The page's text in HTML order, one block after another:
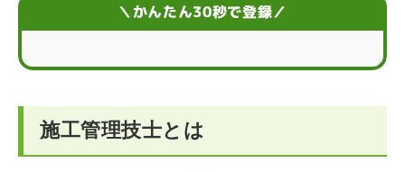
施工管理技士に関するQ&A
＼かんたん30秒で登録／
施工管理技士とは